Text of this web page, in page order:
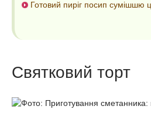
Готовий пиріг посип сумішшю
Святковий торт